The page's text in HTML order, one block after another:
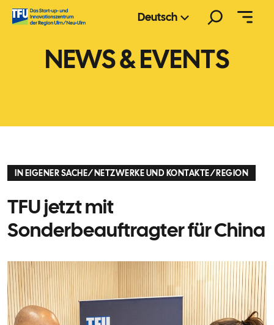
Zum
Inhalt
Deutsch
NEWS & EVENTS
IN EIGENER SACHE/NETZWERKE UND KONTAKTE/REGION
TFU jetzt mit
Sonderbeauftragter für China